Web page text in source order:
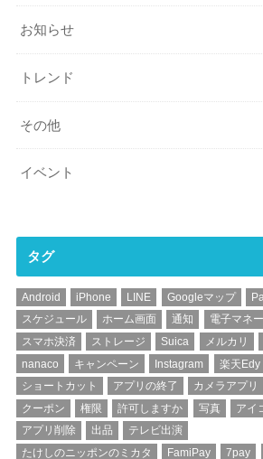
お知らせ
トレンド
その他
イベント
タグ
Android iPhone LINE Googleマップ
スケジュール
ホーム画面 通知
電子マネー
スマホ決済
ストレージ Suica メルカリ
nanaco
キャンペーン Instagram 楽天Edy
ショートカット
アプリの終了 カメラアプリ
クーポン
権限 許可しますか 写真
アイ
アプリ削除
出品
テレビ出演
たけしのニッポンのミカタ
FamiPay 7pay